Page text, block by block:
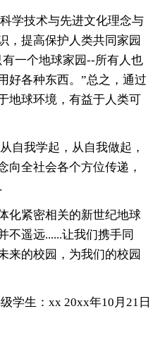
学技术与先进文化理念与
，提高保护人类共同家园
一个地球家园--所有人也
好各种东西。”总之，通过
地球环境，有益于人类可
自我学起，从自我做起，
向全社会各个方位传递，
化紧密相关的新世纪地球
不遥远......让我们携手同
来的校园，为我们的校园
生：xx 20xx年10月21日